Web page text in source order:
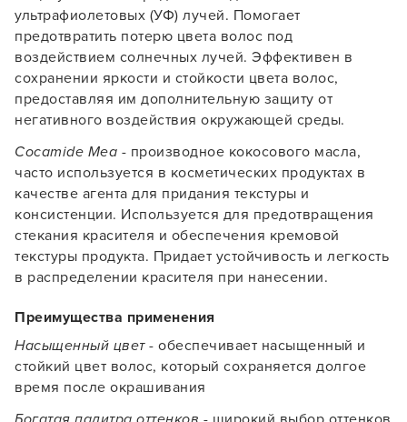
ультрафиолетовых (УФ) лучей. Помогает
предотвратить потерю цвета волос под
воздействием солнечных лучей. Эффективен в
сохранении яркости и стойкости цвета волос,
предоставляя им дополнительную защиту от
негативного воздействия окружающей среды.
Cocamide Mea - производное кокосового масла,
часто используется в косметических продуктах в
качестве агента для придания текстуры и
консистенции. Используется для предотвращения
стекания красителя и обеспечения кремовой
текстуры продукта. Придает устойчивость и легкость
в распределении красителя при нанесении.
Преимущества применения
Насыщенный цвет- обеспечивает насыщенный и
стойкий цвет волос, который сохраняется долгое
время после окрашивания